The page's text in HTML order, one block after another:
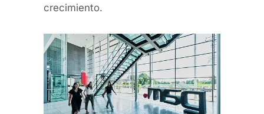
crecimiento.